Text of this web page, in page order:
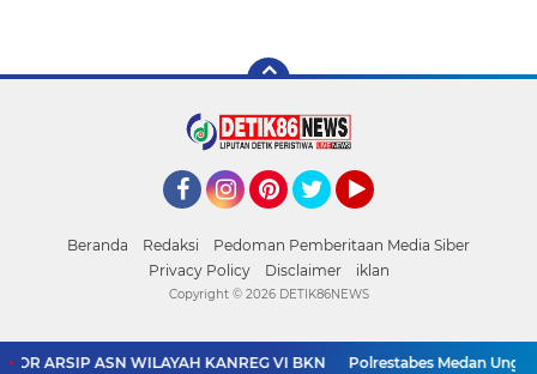
Beranda Redaksi
Pedoman Pemberitaan Media Siber
Privacy Policy
Disclaimer iklan
ARSIP ASN WILAYAH KANREG VI BKN Polrestabes Medan
Copyright © 2026 DETIK86NEWS